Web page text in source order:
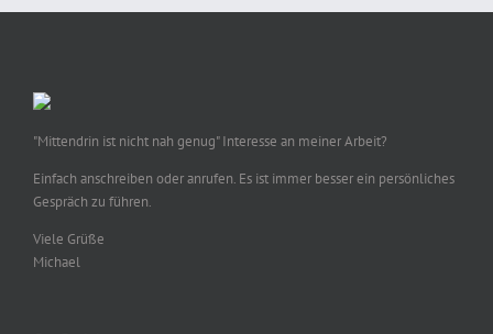
"Mittendrin ist nicht nah genug" Interesse an meiner Arbeit?
Einfach anschreiben oder anrufen. Es ist immer besser ein persönliches
Gespräch zu führen.
Viele Grüße
Michael